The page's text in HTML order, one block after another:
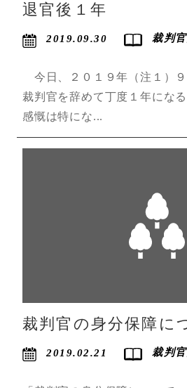
退官後１年
2019.09.30 裁判
今日、２０１９年（注１）
裁判官を辞めて丁度１年にな
感慨は特にな...
裁判官の身分保障に
2019.02.21 裁判